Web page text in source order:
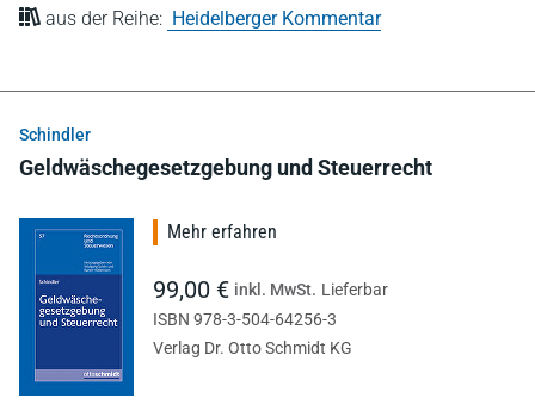
aus der Reihe: Heidelberger Kommentar
Schindler
Geldwäschegesetzgebung und Steuerrecht
Mehr erfahren
99,00 € inkl. MwSt. Lieferbar
ISBN 978-3-504-64256-3
Verlag Dr. Otto Schmidt KG